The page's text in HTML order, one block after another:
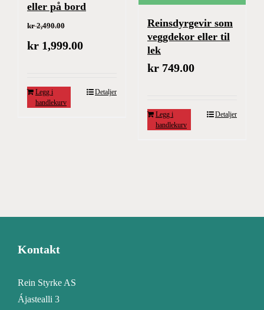
eller på bord
kr2,490.00
Opprinnelig
var:
kr 2,490.00.
kr 1,999.00Nåværende
er:
Legg i
handlekurv
Detaljer
Reinsdyrgevir som
veggdekor eller til
lek
kr 749.00
Legg i
handlekurv
Detaljer
Kontakt
Rein Styrke AS
Ájastealli 3